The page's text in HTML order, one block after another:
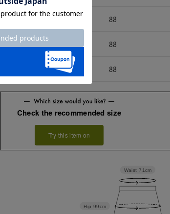
11号 88
88
15号 88
Check the recommended size
Try this item on
Hip 99cm
Waist 71cm